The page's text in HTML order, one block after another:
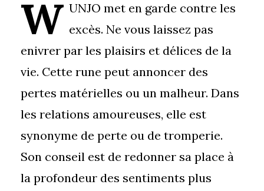
W UNJO met en garde contre les
excès. Ne vous laissez pas
enivrer par les plaisirs et délices de la
vie. Cette rune peut annoncer des
pertes matérielles ou un malheur. Dans
les relations amoureuses, elle est
synonyme de perte ou de tromperie.
Son conseil est de redonner sa place à
la profondeur des sentiments plus